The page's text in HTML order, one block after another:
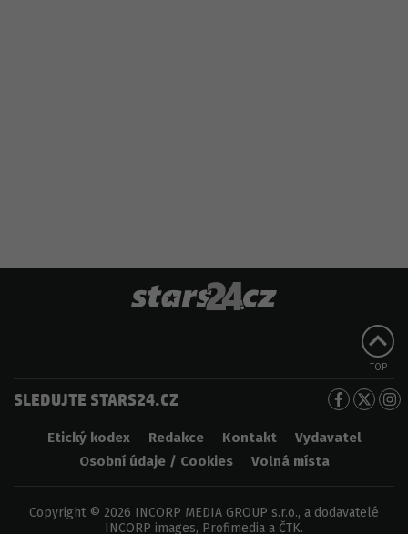
TOP
SLEDUJTE STARS24.CZ
Etický kodex Redakce Kontakt
Vydavatel
Osobní údaje / Cookies
Volná místa
Copyright © 2026 INCORP MEDIA GROUP s.r.o., a dodavatelé
INCORP images, Profimedia a ČTK.